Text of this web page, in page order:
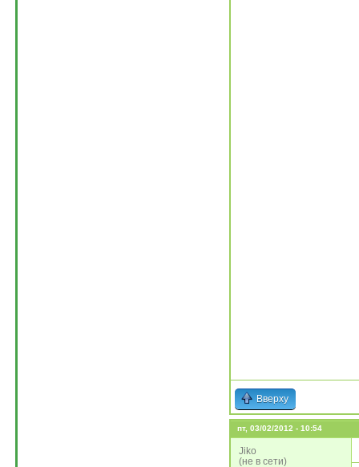
Вверху
пт, 03/02/2012 - 10:54
Jiko
(не в сети)